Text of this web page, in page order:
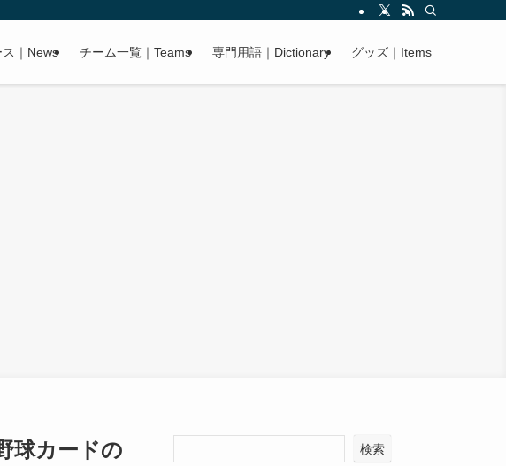
ス｜News チーム一覧｜Teams 専門用語｜Dictionary グッズ｜Items
球カードの
検索